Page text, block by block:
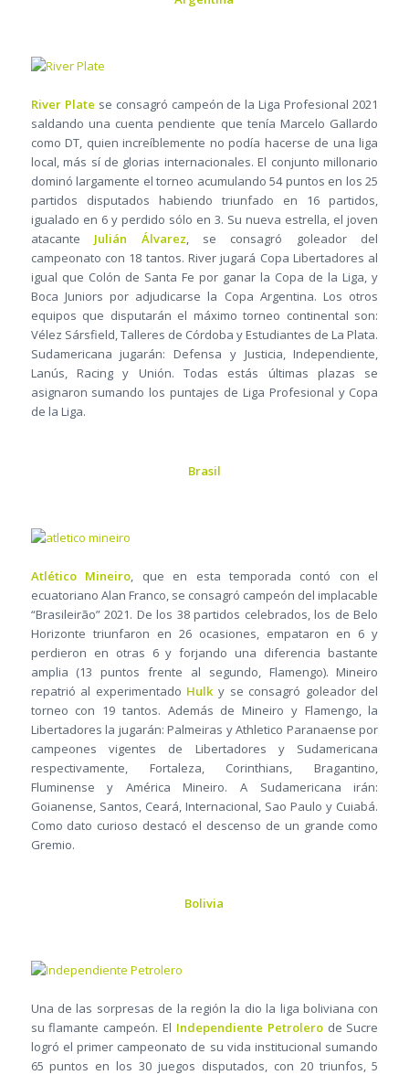
River Plate se consagró campeón de la Liga Profesional 2021
saldando una cuenta pendiente que tenía Marcelo Gallardo
como DT, quien increíblemente no podía hacerse de una liga
local, más sí de glorias internacionales. El conjunto millonario
dominó largamente el torneo acumulando 54 puntos en los 25
partidos disputados habiendo triunfado en 16 partidos,
igualado en 6 y perdido sólo en 3. Su nueva estrella, el joven
atacante Julián Álvarez, se consagró goleador del
campeonato con 18 tantos. River jugará Copa Libertadores al
igual que Colón de Santa Fe por ganar la Copa de la Liga, y
Boca Juniors por adjudicarse la Copa Argentina. Los otros
equipos que disputarán el máximo torneo continental son:
Vélez Sársfield, Talleres de Córdoba y Estudiantes de La Plata.
Sudamericana jugarán: Defensa y Justicia, Independiente,
Lanús, Racing y Unión. Todas estás últimas plazas se
asignaron sumando los puntajes de Liga Profesional y Copa
de la Liga.
Brasil
Atlético Mineiro, que en esta temporada contó con el
ecuatoriano Alan Franco, se consagró campeón del implacable
“Brasileirão” 2021. De los 38 partidos celebrados, los de Belo
Horizonte triunfaron en 26 ocasiones, empataron en 6 y
perdieron en otras 6 y forjando una diferencia bastante
amplia (13 puntos frente al segundo, Flamengo). Mineiro
repatrió al experimentado Hulky se consagró goleador del
torneo con 19 tantos. Además de Mineiro y Flamengo, la
Libertadores la jugarán: Palmeiras y Athletico Paranaense por
campeones vigentes de Libertadores y Sudamericana
respectivamente, Fortaleza, Corinthians, Bragantino,
Fluminense y América Mineiro. A Sudamericana irán:
Goianense, Santos, Ceará, Internacional, Sao Paulo y Cuiabá.
Como dato curioso destacó el descenso de un grande como
Gremio.
Bolivia
Una de las sorpresas de la región la dio la liga boliviana con
su flamante campeón. El Independiente Petrolerode Sucre
logró el primer campeonato de su vida institucional sumando
65 puntos en los 30 juegos disputados, con 20 triunfos, 5